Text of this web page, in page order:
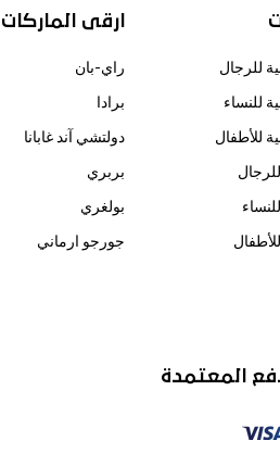
للرجال
للنساء
للأطفال
ارقى الماركات
راي-بان
برادا
دولتشي آند غابانا
بربري
بولغري
جورجو ارماني
المعتمدة